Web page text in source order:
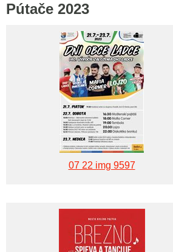
Pútače 2023
07 22 img 9597